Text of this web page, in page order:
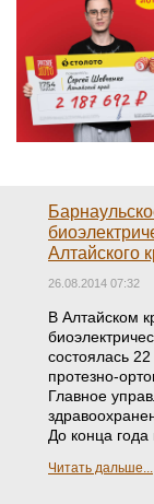
Алтайского
26.08.2014 07:32
В Алтайском
состоялась
протезно-
Главное
До конца года
Читать дальше...